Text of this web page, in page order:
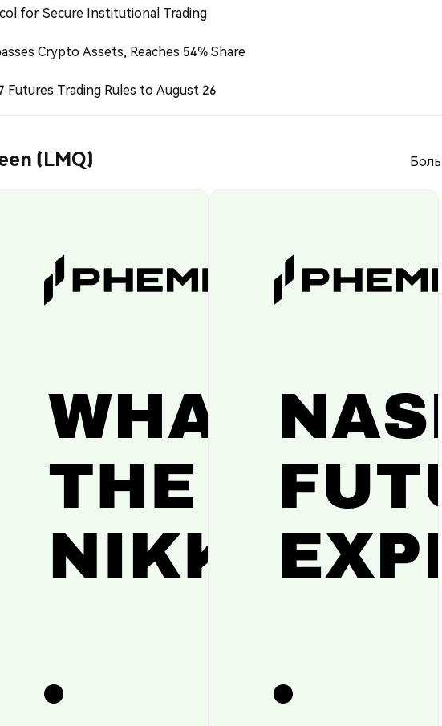
for Secure Institutional Trading
Crypto Assets, Reaches 54% Share
Trading Rules to August 26
(LMQ)